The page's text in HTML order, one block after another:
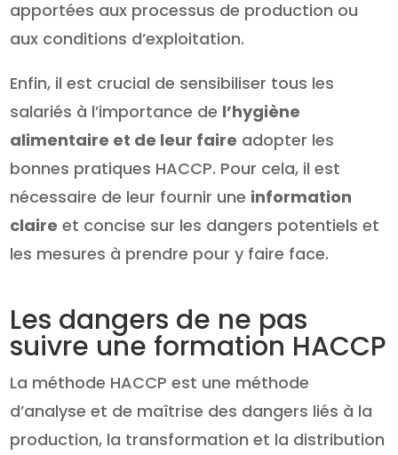
apportées aux processus de production ou
aux conditions d’exploitation.
Enfin, il est crucial de sensibiliser tous les
salariés à l’importance de l’hygiène
alimentaire et de leur faire adopter les
bonnes pratiques HACCP. Pour cela, il est
nécessaire de leur fournir une information
claire et concise sur les dangers potentiels et
les mesures à prendre pour y faire face.
Les dangers de ne pas
suivre une formation HACCP
La méthode HACCP est une méthode
d’analyse et de maîtrise des dangers liés à la
production, la transformation et la distribution